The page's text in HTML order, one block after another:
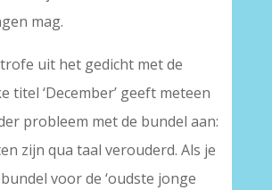
mag.
uit het gedicht met de
titel ‘December’ geeft meteen
probleem met de bundel aan:
zijn qua taal verouderd. Als je
voor de ‘oudste jonge